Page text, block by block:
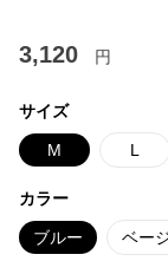
3,120 円
サイズ
M L
カラー
ブルー ベー